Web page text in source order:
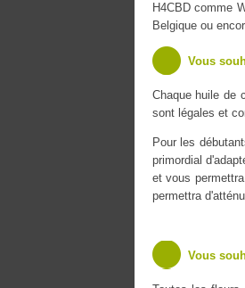
H4CBD comme
Belgique ou
Vous
Chaque huile de
sont légales et
Pour les
primordial
et vous
permettra
Vous